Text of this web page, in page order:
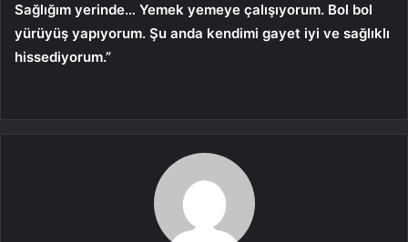
Sağlığım yerinde… Yemek yemeye çalışıyorum. Bol bol
yürüyüş yapıyorum. Şu anda kendimi gayet iyi ve sağlıklı
hissediyorum.”